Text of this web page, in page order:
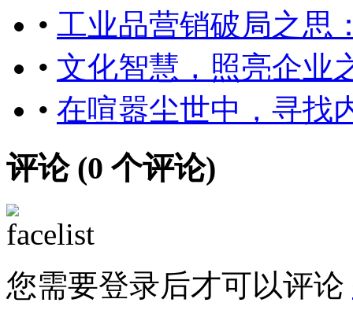
• 工业品营销破局之思
• 文化智慧，照亮企业
• 在喧嚣尘世中，寻找
评论 (0 个评论)
您需要登录后才可以评论